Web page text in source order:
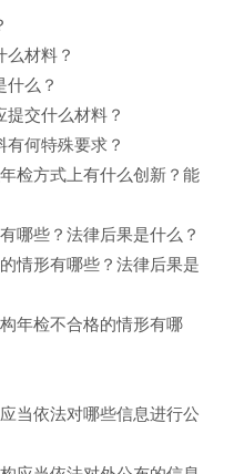
么材料？
什么？
交什么材料？
何特殊要求？
检方式上有什么创新？能
哪些？法律后果是什么？
情形有哪些？法律后果是
年检不合格的情形有哪
当依法对哪些信息进行公